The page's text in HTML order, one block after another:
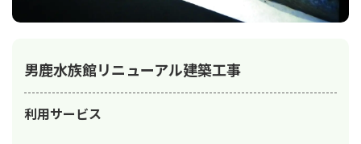
男鹿水族館リニューアル建築工事
利用サービス